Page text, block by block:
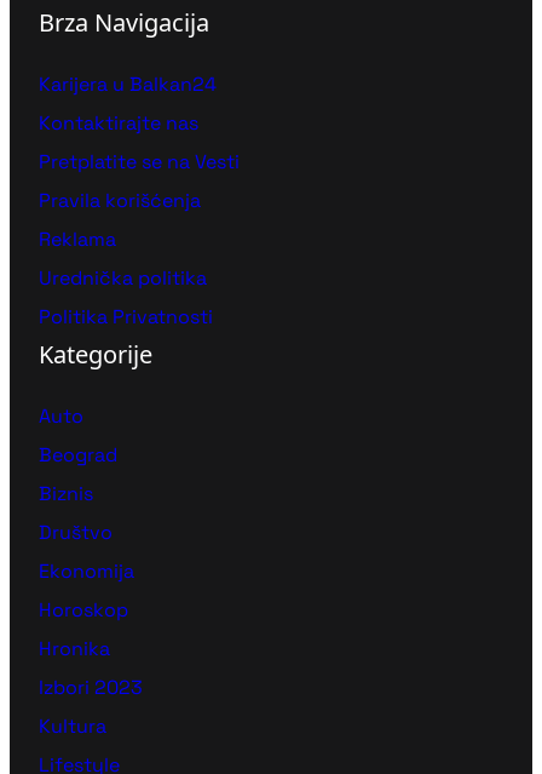
Brza Navigacija
Karijera u Balkan24
Kontaktirajte nas
Pretplatite se na Vesti
Pravila korišćenja
Reklama
Urednička politika
Politika Privatnosti
Kategorije
Auto
Beograd
Biznis
Društvo
Ekonomija
Horoskop
Hronika
Izbori 2023
Kultura
Lifestyle